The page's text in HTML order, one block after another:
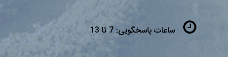
ساعات پاسخگویی: 7 تا 13